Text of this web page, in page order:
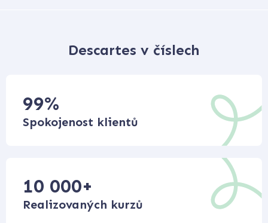
Descartes v číslech
99%
Spokojenost klientů
10 000+
Realizovaných kurzů